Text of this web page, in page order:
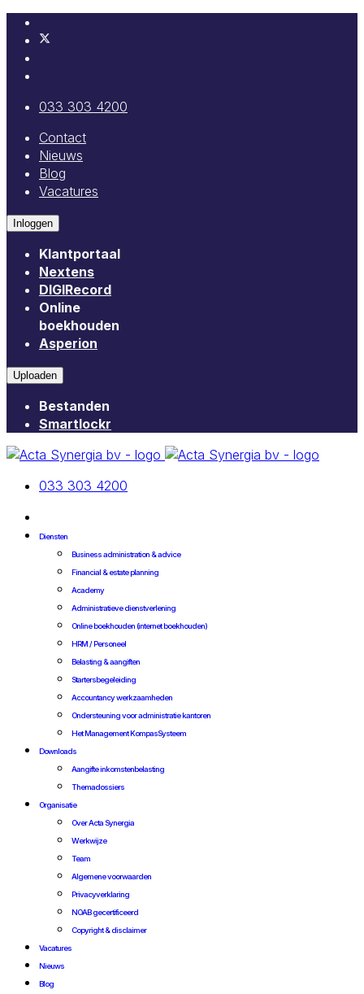
033 303 4200
Contact
Nieuws
Blog
Vacatures
Inloggen
Klantportaal
Nextens
DIGIRecord
Online
boekhouden
Asperion
Uploaden
Bestanden
Smartlockr
033 303 4200
Diensten
Business administration & advice
Financial & estate planning
Academy
Administratieve dienstverlening
Online boekhouden (internet boekhouden)
HRM / Personeel
Belasting & aangiften
Startersbegeleiding
Accountancy werkzaamheden
Ondersteuning voor administratie kantoren
Het Management KompasSysteem
Downloads
Aangifte inkomstenbelasting
Themadossiers
Organisatie
Over Acta Synergia
Werkwijze
Team
Algemene voorwaarden
Privacyverklaring
NOAB gecertificeerd
Copyright & disclaimer
Vacatures
Nieuws
Blog